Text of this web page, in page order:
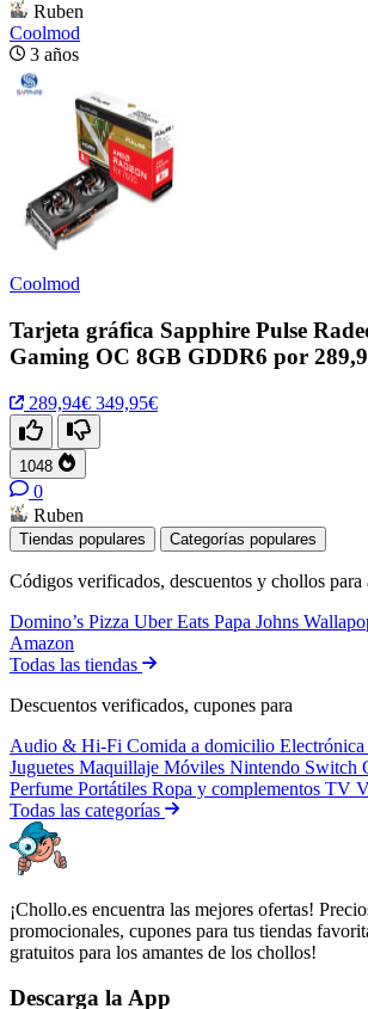
Ruben
Coolmod
3 años
Coolmod
Tarjeta gráfica Sapphire Pulse
Gaming OC 8GB GDDR6 por
289,94€ 349,95€
1048
0
Ruben
Tiendas populares Categorías populares
Códigos verificados, descuentos y chollos para
Domino’s Pizza Uber Eats Papa Johns
Amazon
Todas las tiendas
Descuentos verificados, cupones para
Audio & Hi-Fi Comida a domicilio Electrónica
Juguetes Maquillaje Móviles Nintendo Switch
Perfume Portátiles Ropa y complementos TV
Todas las categorías
¡Chollo.es encuentra las mejores ofertas!
promocionales, cupones para tus tiendas
gratuitos para los amantes de los chollos!
Descarga la App